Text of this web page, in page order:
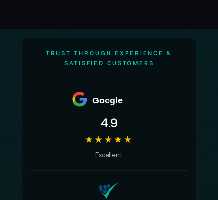
TRUST THROUGH EXPERIENCE &
SATISFIED CUSTOMERS
Google
4.9
★★★★★
Excellent